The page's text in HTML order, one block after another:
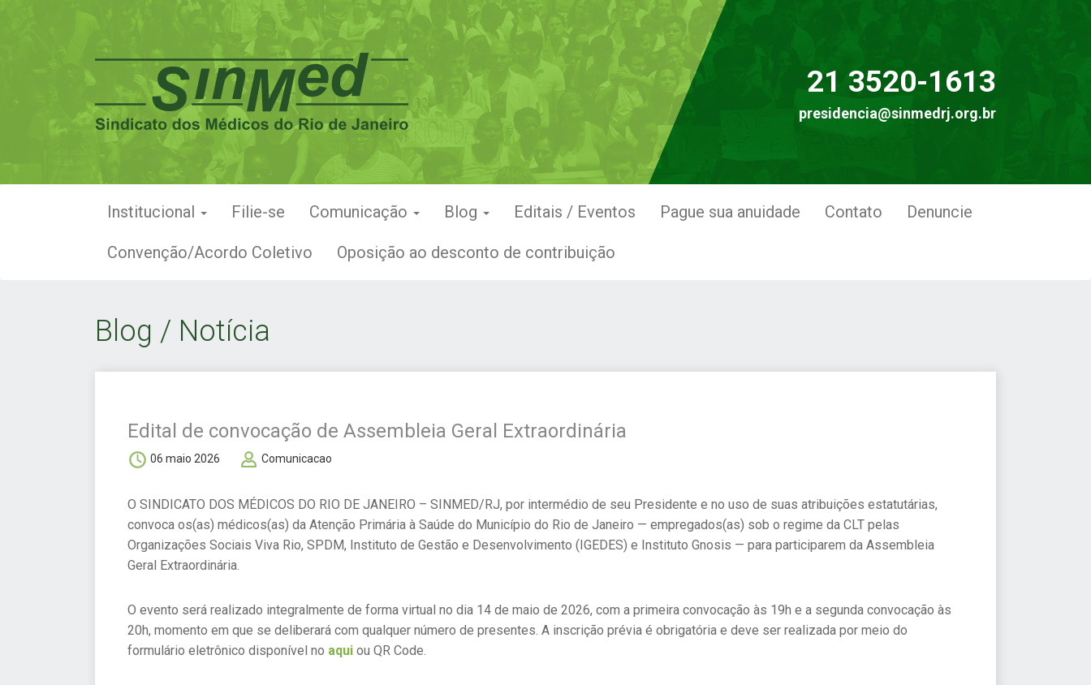
21 3520-1613
presidencia@sinmedrj.org.br
Institucional Filie-se Comunicação Blog Editais / Eventos Pague sua anuidade Contato Denuncie
Convenção/Acordo Coletivo Oposição ao desconto de contribuição
Blog / Notícia
Edital de convocação de Assembleia Geral Extraordinária
06 maio 2026 Comunicacao
O SINDICATO DOS MÉDICOS DO RIO DE JANEIRO – SINMED/RJ, por intermédio de seu Presidente e no uso de suas atribuições estatutárias,
convoca os(as) médicos(as) da Atenção Primária à Saúde do Município do Rio de Janeiro — empregados(as) sob o regime da CLT pelas
Organizações Sociais Viva Rio, SPDM, Instituto de Gestão e Desenvolvimento (IGEDES) e Instituto Gnosis — para participarem da Assembleia
Geral Extraordinária.
O evento será realizado integralmente de forma virtual no dia 14 de maio de 2026, com a primeira convocação às 19h e a segunda convocação às
20h, momento em que se deliberará com qualquer número de presentes. A inscrição prévia é obrigatória e deve ser realizada por meio do
formulário eletrônico disponível no aqui ou QR Code.